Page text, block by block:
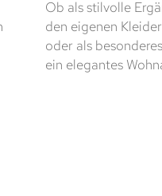
Ob als stilvolle
den eigenen
oder als
ein elegantes